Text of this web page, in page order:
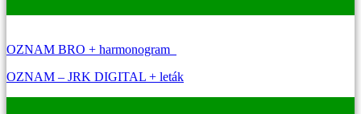
OZNAM BRO + harmonogram
OZNAM – JRK DIGITAL + leták